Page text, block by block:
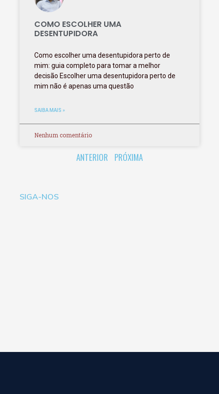
COMO ESCOLHER UMA
DESENTUPIDORA
Como escolher uma desentupidora perto de
mim: guia completo para tomar a melhor
decisão Escolher uma desentupidora perto de
mim não é apenas uma questão
SAIBA MAIS »
Nenhum comentário
ANTERIOR PRÓXIMA
SIGA-NOS